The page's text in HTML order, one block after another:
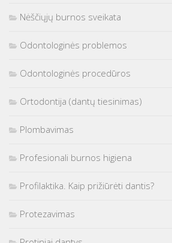
Nėščiųjų burnos sveikata
Odontologinės problemos
Odontologinės procedūros
Ortodontija (dantų tiesinimas)
Plombavimas
Profesionali burnos higiena
Profilaktika. Kaip prižiūrėti dantis?
Protezavimas